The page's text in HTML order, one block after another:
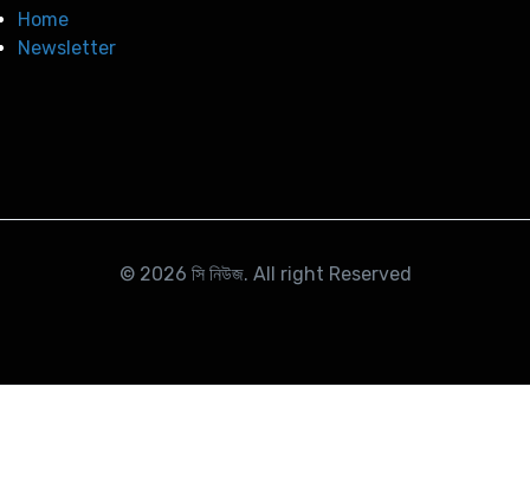
Home
Newsletter
© 2026 সি নিউজ. All right Reserved